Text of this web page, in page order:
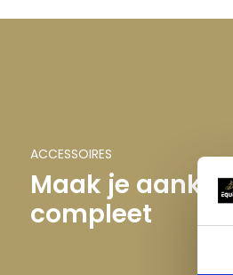
garanderen. Of je nu aan het
Deze teugels zijn niet alleen
gebruik en geschikt voor
ACCESSOIRES
Maak je
compleet